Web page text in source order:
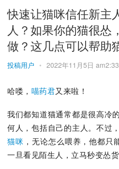
快速让猫咪信任新主
人？如果你的猫很怂
做？这几点可以帮助
投稿用户 • 2022年11月5日 am2:33
哈喽， 喵药君又来啦！
我们都知道猫通常都是很高冷
何人，包括自己的主人。不过
猫咪 ，无论怎么喂养，他都只
一旦看见陌生人，立马秒变怂货